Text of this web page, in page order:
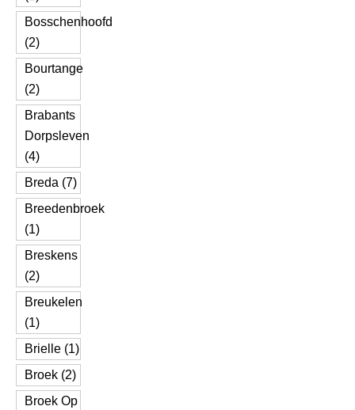
Bosschenhoofd
(2)
Bourtange
(2)
Brabants
Dorpsleven
(4)
Breda (7)
Breedenbroek
(1)
Breskens
(2)
Breukelen
(1)
Brielle (1)
Broek (2)
Broek Op